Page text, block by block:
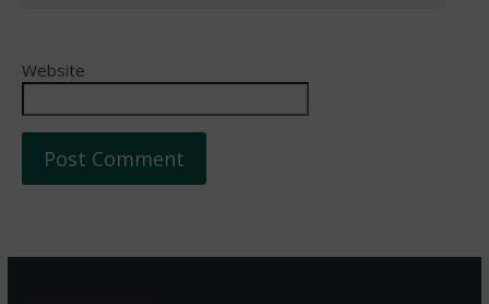
Website